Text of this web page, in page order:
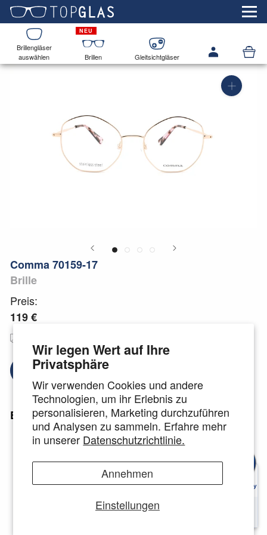
Wir legen Wert auf Ihre
Privatsphäre
Wir verwenden Cookies und andere
Technologien, um ihr Erlebnis zu
personalisieren, Marketing durchzuführen
und Analysen zu sammeln. Erfahre mehr
in unserer Datenschutzrichtlinie.
Einstellungen
Annehmen
Brillengläser
auswählen
Brillen Gleitsichtgläser
Comma 70159-17
Brille
Preis:
119 €
Versand
🇩🇪
Brillengläser auswählen
Einzelheiten:
Rahmengröße: 52-18-140
Passform: Damen
Material: Stainless Steel
Geeignet für alle Arten von Gläsern